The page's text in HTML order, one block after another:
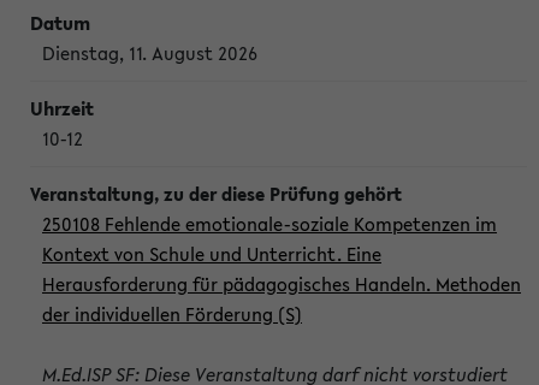
Dienstag, 11. August 2026
10-12
250108 Fehlende emotionale-soziale Kompetenzen im
Kontext von Schule und Unterricht. Eine
Herausforderung für pädagogisches Handeln. Methoden
der individuellen Förderung (S)
M.Ed.ISP SF: Diese Veranstaltung darf nicht vorstudiert